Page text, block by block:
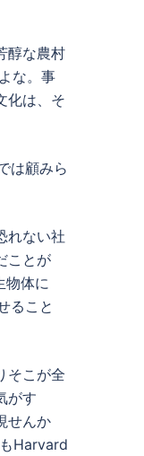
醇な農村
な。事
化は、そ
は顧みら
れない社
ことが
物体に
ること
そこが全
がす
せんか
Harvard